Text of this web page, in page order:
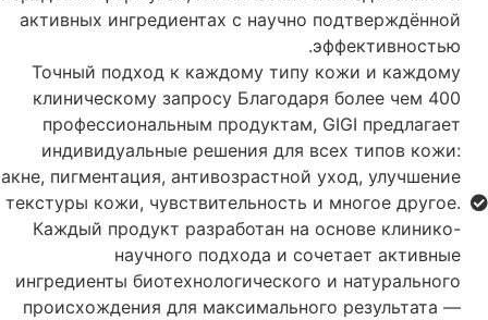
активных ингредиентах с научно подтверждённой
эффективностью.
Точный подход к каждому типу кожи и каждому
клиническому запросу Благодаря более чем 400
профессиональным продуктам, GIGI предлагает
индивидуальные решения для всех типов кожи:
акне, пигментация, антивозрастной уход, улучшение
текстуры кожи, чувствительность и многое другое.
Каждый продукт разработан на основе клинико-
научного подхода и сочетает активные
ингредиенты биотехнологического и натурального
происхождения для максимального результата —